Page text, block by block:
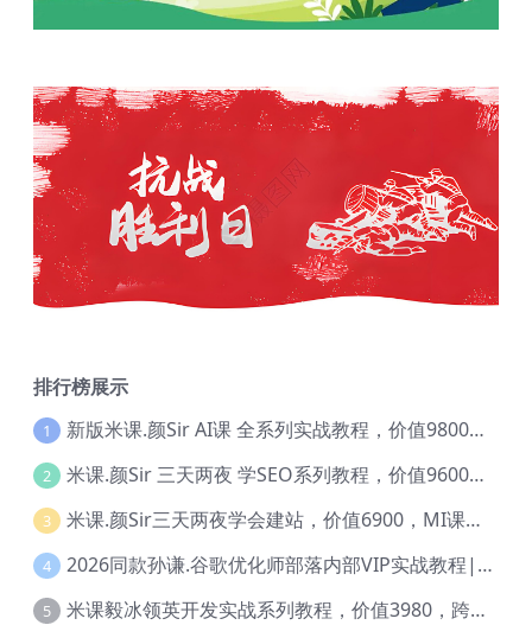
排行榜展示
1 新版米课.颜Sir AI课 全系列实战教程，价值9800，跨境首选！【Ag-0052】
2 米课.颜Sir 三天两夜 学SEO系列教程，价值9600元，跨境人都在学 【Ag-0056】
3 米课.颜Sir三天两夜学会建站，价值6900，MI课甄选课程 【Ag-0055】
4 2026同款孙谦.谷歌优化师部落内部VIP实战教程|价值4999元全网独家解码（官方报名版本）【@034】
5 米课毅冰领英开发实战系列教程，价值3980，跨境必选【Ag-0049】